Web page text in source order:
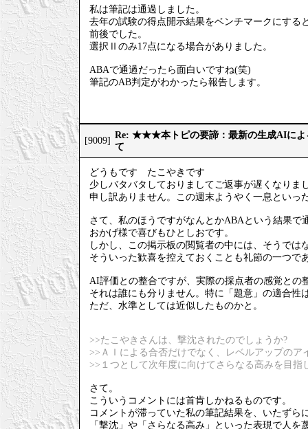
私は筆記は通過しました。
去年の試験の得点開示結果をベンチマークにす
前後でした。
選択Ⅱのみ17点になる場合がありました。
ABAで通過だったら面白いですね(笑)
筆記のAB判定がわかったら報告します。
[9009]
Re: ★★★本トピの要諦：最新の生成AIによ
て
どうもです たこやきです
少しバタバタしておりましてご返事が遅くなりま
申し訳ありません。この週末ようやく一息といっ
さて、私のほうですがなんとかABAという結果で
おかげ様で喜びもひとしおです。
しかし、この掲示板の閲覧者の中には、そうでは
そういった歓喜を控えておくことも礼節の一つで
AI評価との整合ですが、実際の採点者の感覚との
それは誰にも分りません。特に「題意」の適合性
ただ、水準としては近似したものかと。
>>たこやきさんは、撃沈されたのでしょうか?
>>ＡＩによる合否だけでなく、レベルアップのア
>>１つとして次年度に向けてさらなる高みを目指
さて。
こういうコメントには首肯しかねるものです。
コメントが滞っていた私の筆記結果を、いたずら
「撃沈」や「さらなる高み」といった表現で人を